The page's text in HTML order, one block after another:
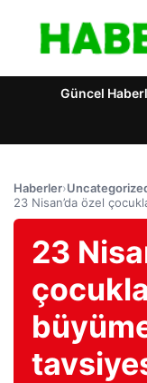
Güncel
Haberler›
23 Nisan’da özel
23